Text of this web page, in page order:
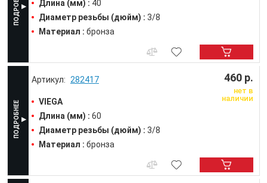
Длина (мм) : 40
Диаметр резьбы (дюйм) : 3/8
Материал : бронза
282417
VIEGA
Длина (мм) : 60
Диаметр резьбы (дюйм) : 3/8
Материал : бронза
460 р.
нет в
наличии